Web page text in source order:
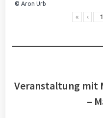
© Aron Urb
« ‹
Veranstaltung mit
–